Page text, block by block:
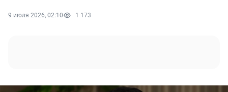
9 июля 2026, 02:10 1 173